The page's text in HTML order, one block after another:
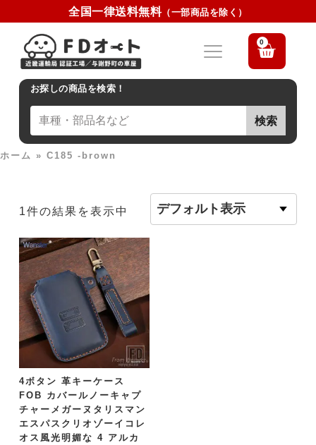
全国一律送料無料（一部商品を除く）
0
お探しの商品を検索！
検索
ホーム » C185 -brown
1件の結果を表示中
4ボタン 革キーケース
FOB カバールノーキャプ
チャーメガーヌタリスマン
エスパスクリオゾーイコレ
オス風光明媚な 4 アルカ